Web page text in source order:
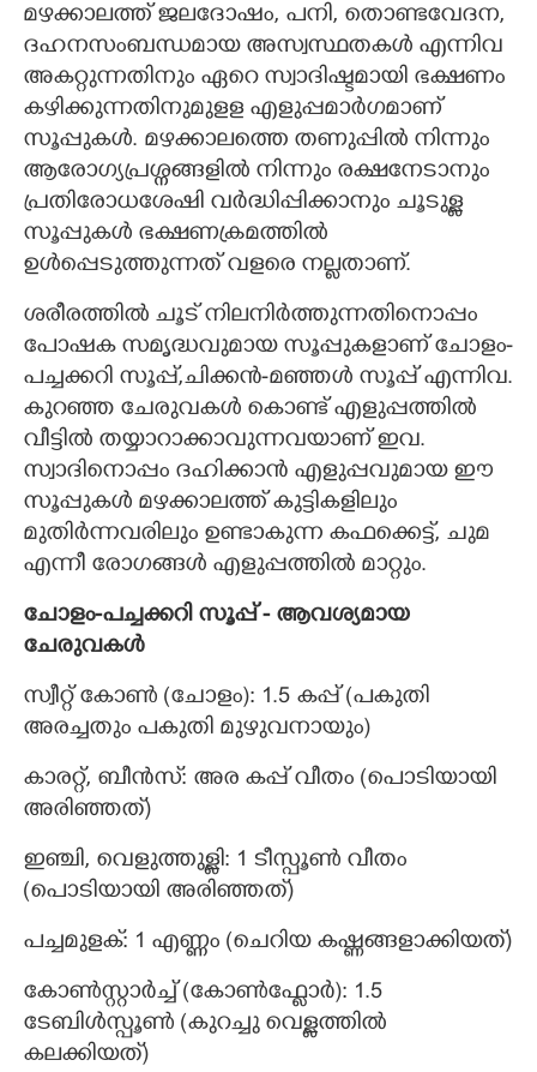
മഴക്കാലത്ത് ജലദോഷം, പനി, തൊണ്ടവേദന,
ദഹനസംബന്ധമായ അസ്വസ്ഥതകൾ എന്നിവ
അകറ്റുന്നതിനും ഏറെ സ്വാദിഷ്ടമായി ഭക്ഷണം
കഴിക്കുന്നതിനുമുളള എളുപ്പമാർഗമാണ്
സൂപ്പുകൾ. മഴക്കാലത്തെ തണുപ്പിൽ നിന്നും
ആരോഗ്യപ്രശ്നങ്ങളിൽ നിന്നും രക്ഷനേടാനും
പ്രതിരോധശേഷി വർദ്ധിപ്പിക്കാനും ചൂടുള്ള
സൂപ്പുകൾ ഭക്ഷണക്രമത്തിൽ
ഉൾപ്പെടുത്തുന്നത് വളരെ നല്ലതാണ്.
ശരീരത്തിൽ ചൂട് നിലനിർത്തുന്നതിനൊപ്പം
പോഷക സമൃദ്ധവുമായ സൂപ്പുകളാണ് ചോളം-
പച്ചക്കറി സൂപ്പ്,​ചിക്കൻ-മഞ്ഞൾ സൂപ്പ് എന്നിവ.
കുറഞ്ഞ ചേരുവകൾ കൊണ്ട് എളുപ്പത്തിൽ
വീട്ടിൽ തയ്യാറാക്കാവുന്നവയാണ് ഇവ.
സ്വാദിനൊപ്പം ദഹിക്കാൻ എളുപ്പവുമായ ഈ
സൂപ്പുകൾ മഴക്കാലത്ത് കുട്ടികളിലും
മുതിർന്നവരിലും ഉണ്ടാകുന്ന കഫക്കെട്ട്,​ ചുമ
എന്നീ രോഗങ്ങൾ എളുപ്പത്തിൽ മാറ്റും.
ചോളം-പച്ചക്കറി സൂപ്പ് - ആവശ്യമായ
ചേരുവകൾ
സ്വീറ്റ് കോൺ (ചോളം): 1.5 കപ്പ് (പകുതി
അരച്ചതും പകുതി മുഴുവനായും)
കാരറ്റ്, ബീൻസ്: അര കപ്പ് വീതം (പൊടിയായി
അരിഞ്ഞത്)
ഇഞ്ചി, വെളുത്തുള്ളി: 1 ടീസ്പൂൺ വീതം
(പൊടിയായി അരിഞ്ഞത്)
പച്ചമുളക്: 1 എണ്ണം (ചെറിയ കഷ്ണങ്ങളാക്കിയത്)
കോൺസ്റ്റാർച്ച് (കോൺഫ്ലോർ): 1.5
ടേബിൾസ്പൂൺ (കുറച്ചു വെള്ളത്തിൽ
കലക്കിയത്)